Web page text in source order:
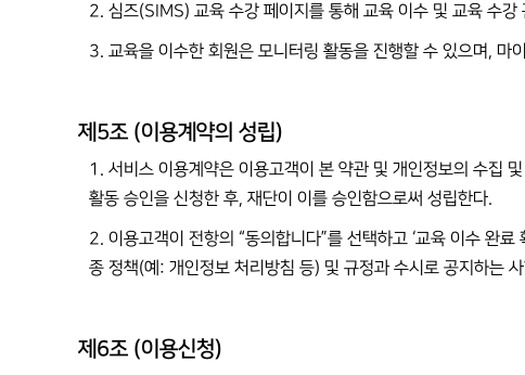
2. 심즈(SIMS) 교육 수강 페이지를 통해 교육 이수 및 교육 수강
3. 교육을 이수한 회원은 모니터링 활동을 진행할 수 있으며, 마
제5조 (이용계약의 성립)
1. 서비스 이용계약은 이용고객이 본 약관 및 개인정보의 수집
활동 승인을 신청한 후, 재단이 이를 승인함으로써 성립한다.
2. 이용고객이 전항의 “동의합니다”를 선택하고 ‘교육 이수 완
종 정책(예: 개인정보 처리방침 등) 및 규정과 수시로 공지하는
제6조 (이용신청)